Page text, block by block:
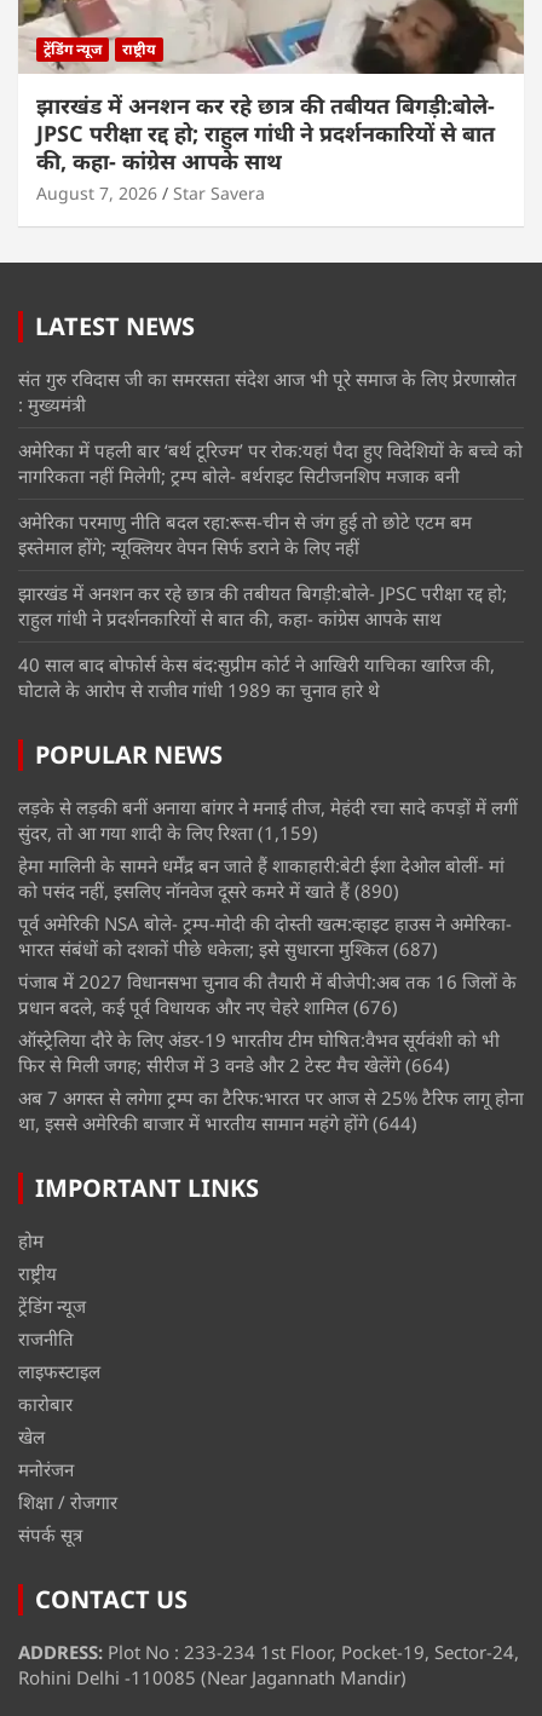
ट्रेंडिंग न्यूज राष्ट्रीय
झारखंड में अनशन कर रहे छात्र की तबीयत बिगड़ी:बोले-
JPSC परीक्षा रद्द हो; राहुल गांधी ने प्रदर्शनकारियों से बात
की, कहा- कांग्रेस आपके साथ
August 7, 2026 Star Savera
LATEST NEWS
संत गुरु रविदास जी का समरसता संदेश आज भी पूरे समाज के लिए प्रेरणास्रोत
: मुख्यमंत्री
अमेरिका में पहली बार ‘बर्थ टूरिज्म’ पर रोक:यहां पैदा हुए विदेशियों के बच्चे को
नागरिकता नहीं मिलेगी; ट्रम्प बोले- बर्थराइट सिटीजनशिप मजाक बनी
अमेरिका परमाणु नीति बदल रहा:रूस-चीन से जंग हुई तो छोटे एटम बम
इस्तेमाल होंगे; न्यूक्लियर वेपन सिर्फ डराने के लिए नहीं
झारखंड में अनशन कर रहे छात्र की तबीयत बिगड़ी:बोले- JPSC परीक्षा रद्द हो;
राहुल गांधी ने प्रदर्शनकारियों से बात की, कहा- कांग्रेस आपके साथ
40 साल बाद बोफोर्स केस बंद:सुप्रीम कोर्ट ने आखिरी याचिका खारिज की,
घोटाले के आरोप से राजीव गांधी 1989 का चुनाव हारे थे
POPULAR NEWS
लड़के से लड़की बनीं अनाया बांगर ने मनाई तीज, मेहंदी रचा सादे कपड़ों में लगीं
सुंदर, तो आ गया शादी के लिए रिश्ता (1,159)
हेमा मालिनी के सामने धर्मेंद्र बन जाते हैं शाकाहारी:बेटी ईशा देओल बोलीं- मां
को पसंद नहीं, इसलिए नॉनवेज दूसरे कमरे में खाते हैं (890)
पूर्व अमेरिकी NSA बोले- ट्रम्प-मोदी की दोस्ती खत्म:व्हाइट हाउस ने अमेरिका-
भारत संबंधों को दशकों पीछे धकेला; इसे सुधारना मुश्किल (687)
पंजाब में 2027 विधानसभा चुनाव की तैयारी में बीजेपी:अब तक 16 जिलों के
प्रधान बदले, कई पूर्व विधायक और नए चेहरे शामिल (676)
ऑस्ट्रेलिया दौरे के लिए अंडर-19 भारतीय टीम घोषित:वैभव सूर्यवंशी को भी
फिर से मिली जगह; सीरीज में 3 वनडे और 2 टेस्ट मैच खेलेंगे (664)
अब 7 अगस्त से लगेगा ट्रम्प का टैरिफ:भारत पर आज से 25% टैरिफ लागू होना
था, इससे अमेरिकी बाजार में भारतीय सामान महंगे होंगे (644)
IMPORTANT LINKS
होम
राष्ट्रीय
ट्रेंडिंग न्यूज
राजनीति
लाइफस्टाइल
कारोबार
खेल
मनोरंजन
शिक्षा / रोजगार
संपर्क सूत्र
CONTACT US
ADDRESS: Plot No : 233-234 1st Floor, Pocket-19, Sector-24,
Rohini Delhi -110085 (Near Jagannath Mandir)